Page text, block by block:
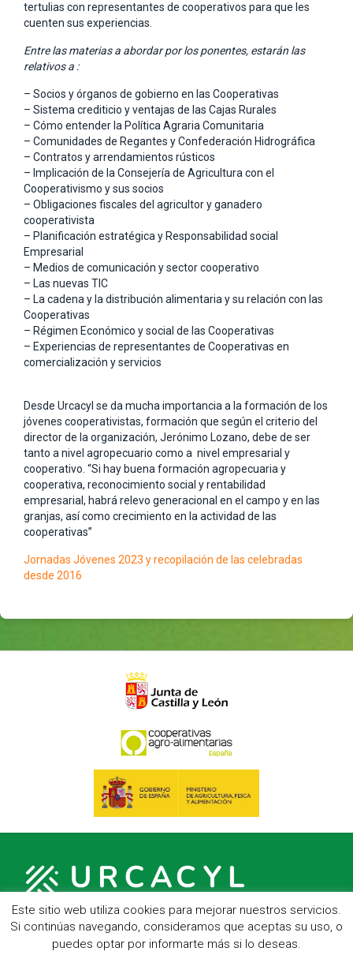
tertulias con representantes de cooperativos para que les
cuenten sus experiencias.
Entre las materias a abordar por los ponentes, estarán las
relativos a :
– Socios y órganos de gobierno en las Cooperativas
– Sistema crediticio y ventajas de las Cajas Rurales
– Cómo entender la Política Agraria Comunitaria
– Comunidades de Regantes y Confederación Hidrográfica
– Contratos y arrendamientos rústicos
– Implicación de la Consejería de Agricultura con el
Cooperativismo y sus socios
– Obligaciones fiscales del agricultor y ganadero
cooperativista
– Planificación estratégica y Responsabilidad social
Empresarial
– Medios de comunicación y sector cooperativo
– Las nuevas TIC
– La cadena y la distribución alimentaria y su relación con las
Cooperativas
– Régimen Económico y social de las Cooperativas
– Experiencias de representantes de Cooperativas en
comercialización y servicios
Desde Urcacyl se da mucha importancia a la formación de los
jóvenes cooperativistas, formación que según el criterio del
director de la organización, Jerónimo Lozano, debe de ser
tanto a nivel agropecuario como a nivel empresarial y
cooperativo. “Si hay buena formación agropecuaria y
cooperativa, reconocimiento social y rentabilidad
empresarial, habrá relevo generacional en el campo y en las
granjas, así como crecimiento en la actividad de las
cooperativas”
Jornadas Jóvenes 2023 y recopilación de las celebradas
desde 2016
C/ Hípica, 1, entreplanta - 47007 Valladolid
Este sitio web utiliza cookies para mejorar nuestros servicios.
Si continúas navegando, consideramos que aceptas su uso, o
puedes optar por informarte más si lo deseas.